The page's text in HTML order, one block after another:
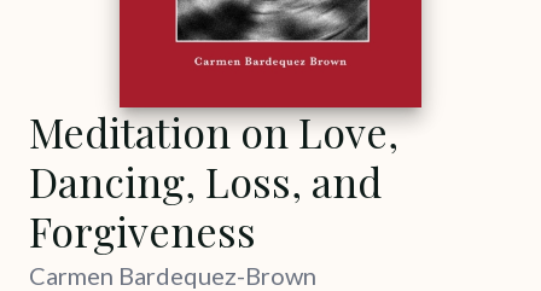
Meditation on Love,
Dancing, Loss, and
Forgiveness
Carmen Bardequez-Brown